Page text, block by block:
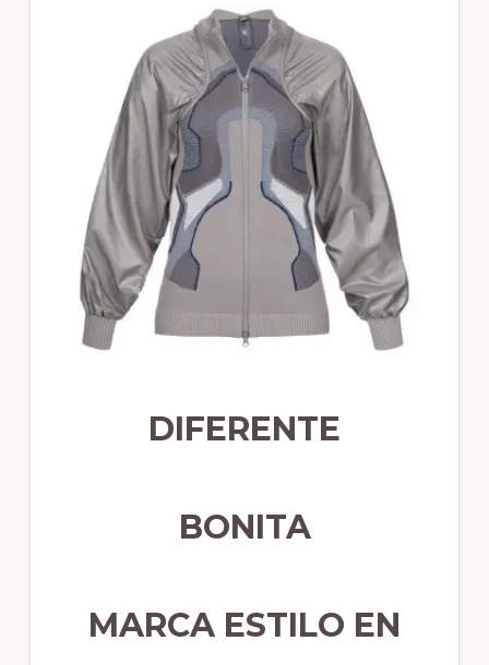
DIFERENTE
BONITA
MARCA ESTILO EN